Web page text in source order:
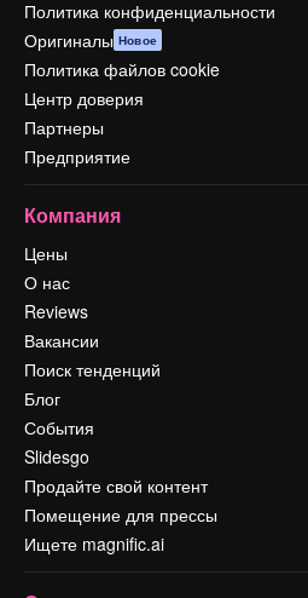
Политика конфиденциальности
Оригиналы Новое
Политика файлов cookie
Центр доверия
Партнеры
Предприятие
Компания
Цены
О нас
Reviews
Вакансии
Поиск тенденций
Блог
События
Slidesgo
Продайте свой контент
Помещение для прессы
Ищете magnific.ai